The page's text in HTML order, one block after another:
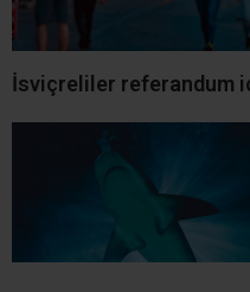
İsviçreliler referandum